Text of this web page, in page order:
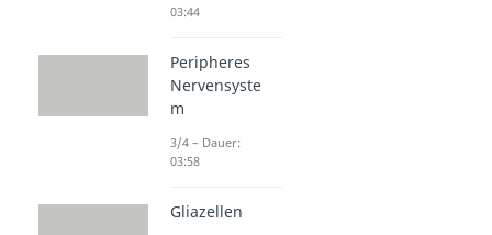
03:44
Peripheres
Nervensyste
m
3/4 – Dauer:
03:58
Gliazellen